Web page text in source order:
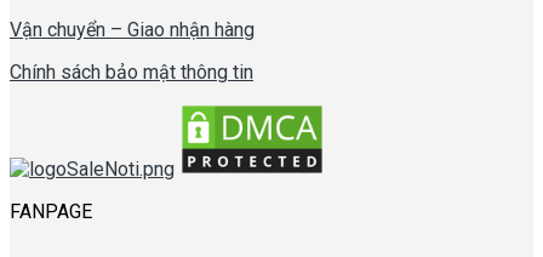
Vận chuyển – Giao nhận hàng
Chính sách bảo mật thông tin
FANPAGE